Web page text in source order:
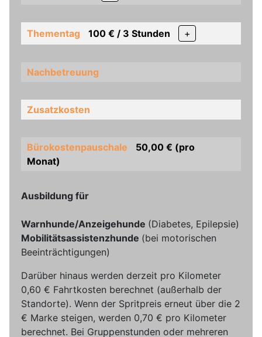
Thementag 100 € / 3 Stunden +
Nachbetreuung
Zusatzkosten
Bürokostenpauschale
50,00 € (pro
Monat)
Ausbildung für
Warnhunde/Anzeigehunde (Diabetes, Epilepsie)
Mobilitätsassistenzhunde (bei motorischen
Beeinträchtigungen)
Darüber hinaus werden derzeit pro Kilometer
0,60 € Fahrtkosten berechnet (außerhalb der
Standorte). Wenn der Spritpreis erneut über die 2
€ Marke steigen, werden 0,70 € pro Kilometer
berechnet. Bei Gruppenstunden oder mehreren